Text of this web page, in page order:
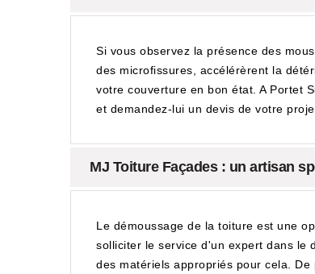
Si vous observez la présence des
des microfissures, accélérèrent la
votre couverture en bon état. A Portet
et demandez-lui un devis de votre
MJ Toiture Façades : un artisan
Le démoussage de la toiture est une
solliciter le service d'un expert dans le
des matériels appropriés pour cela.